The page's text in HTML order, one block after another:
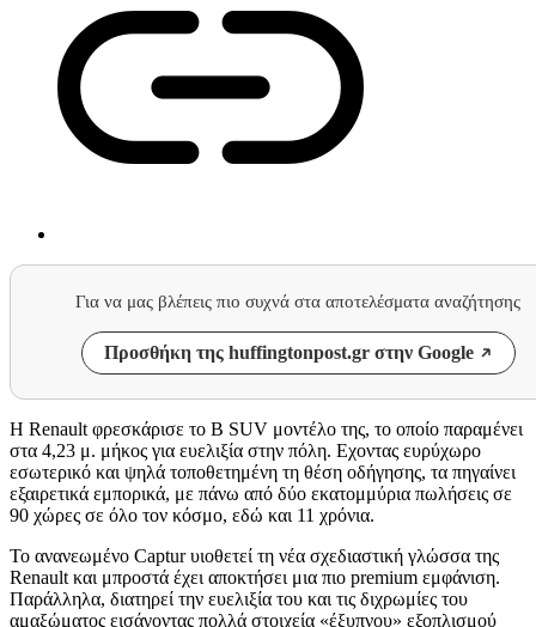
Για να μας βλέπεις πιο συχνά στα αποτελέσματα αναζήτησης
Προσθήκη της huffingtonpost.gr στην Google
Η Renault φρεσκάρισε το Β SUV μοντέλο της, το οποίο παραμένει
στα 4,23 μ. μήκος για ευελιξία στην πόλη. Εχοντας ευρύχωρο
εσωτερικό και ψηλά τοποθετημένη τη θέση οδήγησης, τα πηγαίνει
εξαιρετικά εμπορικά, με πάνω από δύο εκατομμύρια πωλήσεις σε
90 χώρες σε όλο τον κόσμο, εδώ και 11 χρόνια.
Το ανανεωμένο Captur υιοθετεί τη νέα σχεδιαστική γλώσσα της
Renault και μπροστά έχει αποκτήσει μια πιο premium εμφάνιση.
Παράλληλα, διατηρεί την ευελιξία του και τις διχρωμίες του
αμαξώματος εισάγοντας πολλά στοιχεία «έξυπνου» εξοπλισμού